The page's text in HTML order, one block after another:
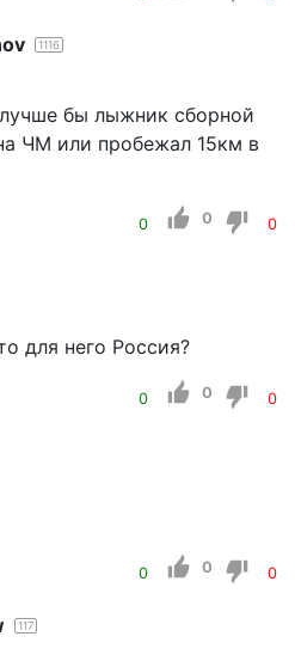
1116
бы лыжник сборной
ЧМ или пробежал 15км в
0 0 0
для него Россия?
0 0 0
0 0 0
117